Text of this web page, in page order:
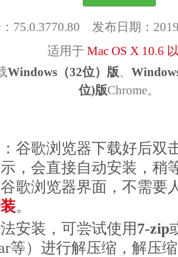
75.0.3770.80 发布日期：
适用于 Mac OS X 10.6
Windows（32位）版、
位)版Chrome。
谷歌浏览器下载好后双
，会直接自动安装，稍
歌浏览器界面，不需要
。
安装，可尝试使用7-zip
等）进行解压缩，解压